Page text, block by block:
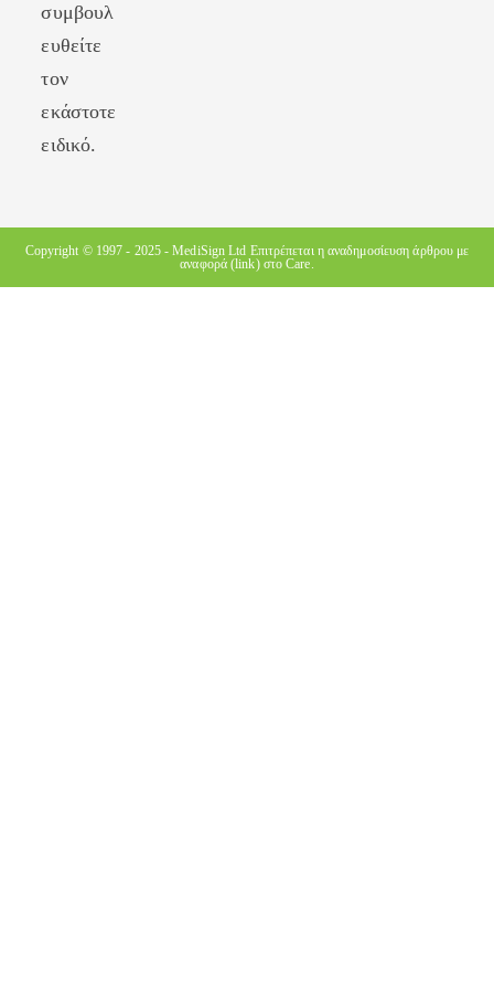
συμβουλ
ευθείτε
τον
εκάστοτε
ειδικό.
Copyright © 1997 - 2025 -MediSign Ltd Επιτρέπεται η αναδημοσίευση άρθρου με
αναφορά (link) στο Care.